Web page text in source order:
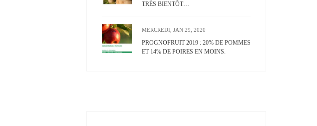
TRÈS BIENTÔT…
MERCREDI, JAN 29, 2020
PROGNOFRUIT 2019 : 20% DE POMMES
ET 14% DE POIRES EN MOINS.